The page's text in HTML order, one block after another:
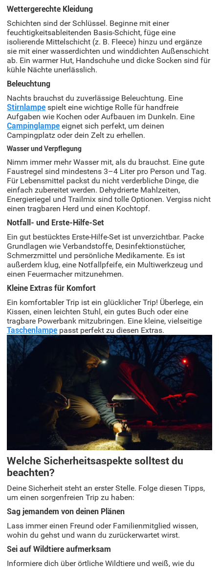
Wettergerechte Kleidung
Schichten sind der Schlüssel. Beginne mit einer
feuchtigkeitsableitenden Basis-Schicht, füge eine
isolierende Mittelschicht (z. B. Fleece) hinzu und ergänze
sie mit einer wasserdichten und winddichten Außenschicht
ab. Ein warmer Hut, Handschuhe und dicke Socken sind für
kühle Nächte unerlässlich.
Beleuchtung
Nachts brauchst du zuverlässige Beleuchtung. Eine
Stirnlampe spielt eine wichtige Rolle für handfreie
Aufgaben wie Kochen oder Aufbauen im Dunkeln. Eine
Campinglampe eignet sich perfekt, um deinen
Campingplatz oder dein Zelt zu erhellen.
Wasser und Verpflegung
Nimm immer mehr Wasser mit, als du brauchst. Eine gute
Faustregel sind mindestens 3–4 Liter pro Person und Tag.
Für Lebensmittel packst du nicht verderbliche Dinge, die
einfach zubereitet werden. Dehydrierte Mahlzeiten,
Energieriegel und Trailmix sind tolle Optionen. Vergiss nicht
einen tragbaren Herd und einen Kochtopf.
Notfall- und Erste-Hilfe-Set
Ein gut bestücktes Erste-Hilfe-Set ist unverzichtbar. Packe
Grundlagen wie Verbandstoffe, Desinfektionstücher,
Schmerzmittel und persönliche Medikamente. Es ist
außerdem klug, eine Notfallpfeife, ein Multiwerkzeug und
einen Feuermacher mitzunehmen.
Kleine Extras für Komfort
Ein komfortabler Trip ist ein glücklicher Trip! Überlege, ein
Kissen, einen leichten Stuhl, ein gutes Buch oder eine
tragbare Powerbank mitzubringen. Eine kleine, vielseitige
Taschenlampe passt perfekt zu diesen Extras.
Welche Sicherheitsaspekte solltest du
beachten?
Deine Sicherheit steht an erster Stelle. Folge diesen Tipps,
um einen sorgenfreien Trip zu haben:
Sag jemandem von deinen Plänen
Lass immer einen Freund oder Familienmitglied wissen,
wohin du gehst und wann du zurückerwartet wirst.
Sei auf Wildtiere aufmerksam
Informiere dich über örtliche Wildtiere und weiß, wie du